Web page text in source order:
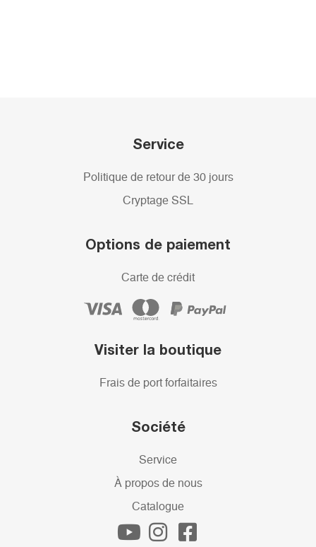
Service
Politique de retour de 30 jours
Cryptage SSL
Options de paiement
Carte de crédit
Visiter la boutique
Frais de port forfaitaires
Société
Service
À propos de nous
Catalogue